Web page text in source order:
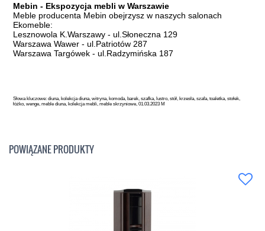
Mebin - Ekspozycja mebli w Warszawie
Meble producenta Mebin obejrzysz w naszych salonach
Ekomeble:
Lesznowola K.Warszawy - ul.Słoneczna 129
Warszawa Wawer - ul.Patriotów 287
Warszawa Targówek - ul.Radzymińska 187
Słowa kluczowe: diuna, kolekcja diuna, witryna, komoda, barek, szafka, lustro, stół, krzesła, szafa, toaletka, stołek,
łóżko, wenge, meble diuna, kolekcja mebli, meble skrzyniowe, 01.03.2023 M
POWIĄZANE PRODUKTY